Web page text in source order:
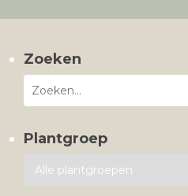
Zoeken
Plantgroep